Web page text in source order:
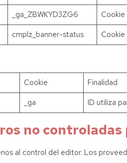
_ga_ZBWKYD3ZG6
cmplz_banner-status
Cookie Finalidad
_ga ID utiliza
no
al control del editor. Los